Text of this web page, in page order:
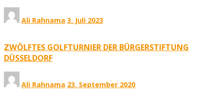
Ali Rahnama 3. Juli 2023
ZWÖLFTES GOLFTURNIER DER BÜRGERSTIFTUNG
DÜSSELDORF
Ali Rahnama 23. September 2020